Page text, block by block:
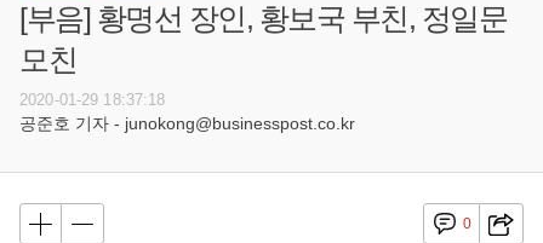
[부음] 황명선 장인, 황보국 부친, 정일문
모친
2020-01-29 18:37:18
공준호 기자 - junokong@businesspost.co.kr
0